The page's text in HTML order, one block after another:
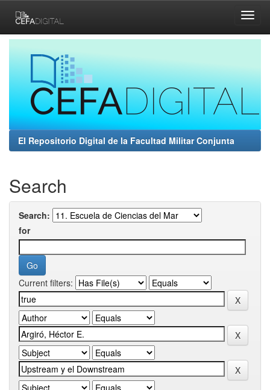
navigation
El Repositorio Digital de la Facultad Militar Conjunta
Search
Search:
for
Current filters: